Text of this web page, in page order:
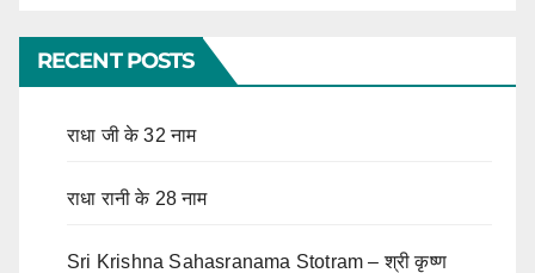
RECENT POSTS
राधा जी के 32 नाम
राधा रानी के 28 नाम
Sri Krishna Sahasranama Stotram – श्री कृष्ण